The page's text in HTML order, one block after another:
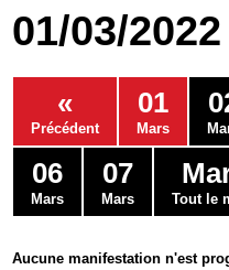
Economie
Services
Contacts
01/03/
«
Précédent
01
Mars
06
Mars
07
Mars Tout le
Aucune manifestation n'est